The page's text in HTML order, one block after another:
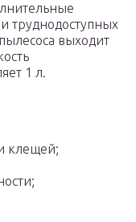
труднодоступных
выходит
1 л.
клещей;